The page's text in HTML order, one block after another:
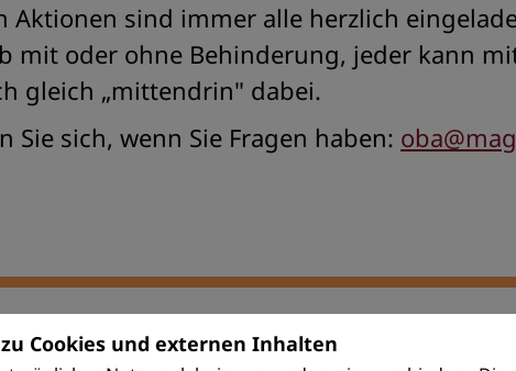
Aktionen sind immer alle herzlich
mit oder ohne Behinderung, jeder kann
gleich „mittendrin" dabei.
Sie sich, wenn Sie Fragen haben:
Cookies und externen Inhalten